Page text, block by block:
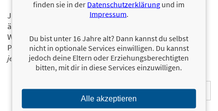
Ja, ich will über interessante Neuerscheinungen und
ähnliche Produkte informiert werden.
Wir halten Sie per E-Mail auf dem aktuellen Stand über das
Programm der Münchner Verlagsgruppe.Tragen Sie sich
jetzt ein!
finden sie in der Datenschutzerklärung und im
Impressum.
Du bist unter 16 Jahre alt? Dann kannst du selbst
nicht in optionale Services einwilligen. Du kannst
jedoch deine Eltern oder Erziehungsberechtigten
bitten, mit dir in diese Services einzuwilligen.
Alle akzeptieren